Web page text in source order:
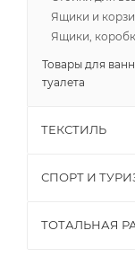
Ящики и
Ящики,
Товары для
туалета
ТЕКСТИЛЬ
СПОРТ И
ТОТАЛЬНАЯ